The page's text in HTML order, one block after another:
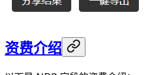
资费介绍